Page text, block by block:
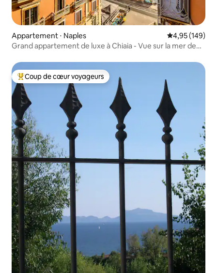
Appartement ⋅ Naples Évaluation
4,95 (149)
Grand appartement de luxe à Chiaia - Vue sur la mer de
Coups de cœur voyageurs les plus appréciés
Coup de cœur voyageurs